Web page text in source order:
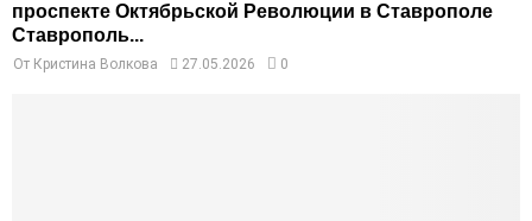
проспекте Октябрьской Революции в Ставрополе
Ставрополь...
От Кристина Волкова 27.05.2026 0